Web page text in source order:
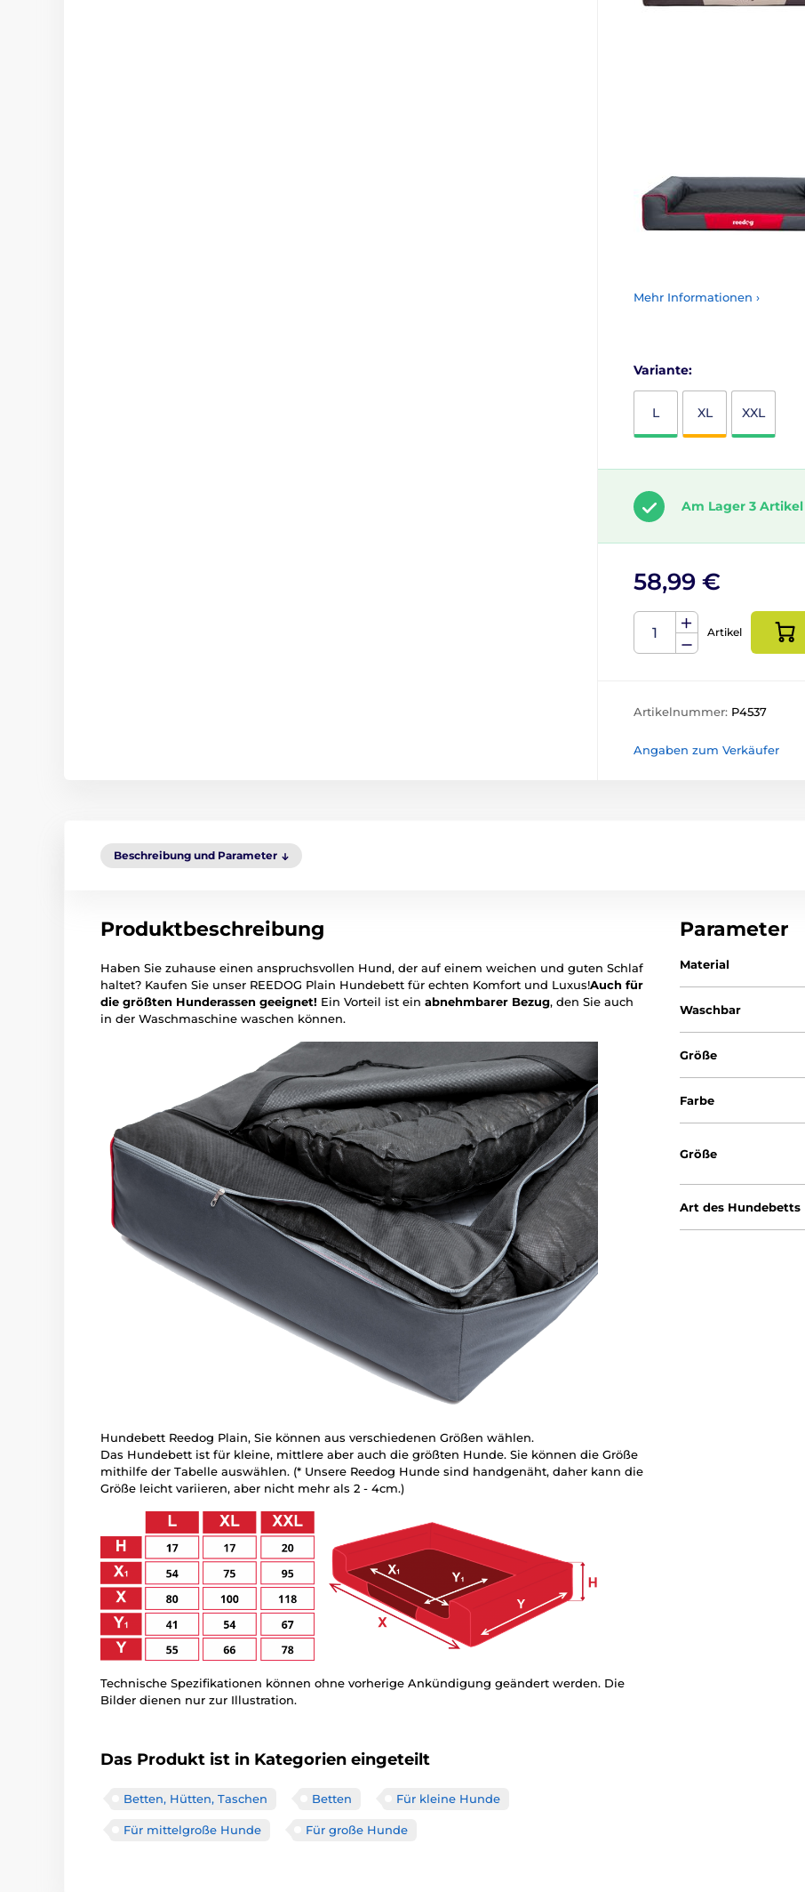
Mehr Informationen ›
Variante:
L XL XXL
Am Lager 3 Artikel
58,99 €
Artikel
Artikelnummer: P4537
Angaben zum Verkäufer
Beschreibung und Parameter
Produktbeschreibung
Haben Sie zuhause einen anspruchsvollen Hund, der auf einem weichen und guten Schlaf
haltet? Kaufen Sie unser REEDOG Plain Hundebett für echten Komfort und Luxus!Auch für
die größten Hunderassen geeignet! Ein Vorteil ist ein abnehmbarer Bezug, den Sie auch
in der Waschmaschine waschen können.
Hundebett Reedog Plain, Sie können aus verschiedenen Größen wählen.
Das Hundebett ist für kleine, mittlere aber auch die größten Hunde. Sie können die Größe
mithilfe der Tabelle auswählen. (* Unsere Reedog Hunde sind handgenäht, daher kann die
Größe leicht variieren, aber nicht mehr als 2 - 4cm.)
Technische Spezifikationen können ohne vorherige Ankündigung geändert werden. Die
Bilder dienen nur zur Illustration.
Das Produkt ist in Kategorien eingeteilt
Betten, Hütten, Taschen Betten Für kleine Hunde
Für mittelgroße Hunde Für große Hunde
Parameter
Material
Waschbar
Größe
Farbe
Größe
Art des Hundebetts